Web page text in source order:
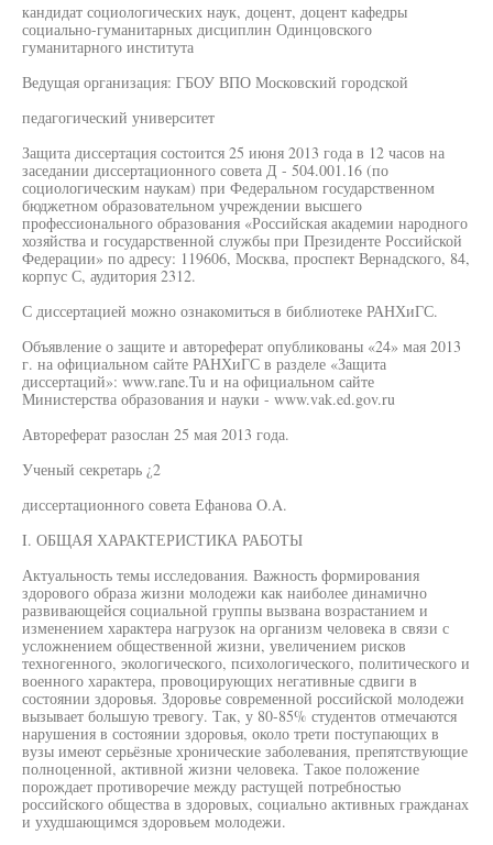
кандидат социологических наук, доцент, доцент кафедры
социально-гуманитарных дисциплин Одинцовского
гуманитарного института
Ведущая организация: ГБОУ ВПО Московский городской
педагогический университет
Защита диссертация состоится 25 июня 2013 года в 12 часов на
заседании диссертационного совета Д - 504.001.16 (по
социологическим наукам) при Федеральном государственном
бюджетном образовательном учреждении высшего
профессионального образования «Российская академии народного
хозяйства и государственной службы при Президенте Российской
Федерации» по адресу: 119606, Москва, проспект Вернадского, 84,
корпус С, аудитория 2312.
С диссертацией можно ознакомиться в библиотеке РАНХиГС.
Объявление о защите и автореферат опубликованы «24» мая 2013
г. на официальном сайте РАНХиГС в разделе «Защита
диссертаций»: www.rane.Tu и на официальном сайте
Министерства образования и науки - www.vak.ed.gov.ru
Автореферат разослан 25 мая 2013 года.
Ученый секретарь ¿2
диссертационного совета Ефанова O.A.
I. ОБЩАЯ ХАРАКТЕРИСТИКА РАБОТЫ
Актуальность темы исследования. Важность формирования
здорового образа жизни молодежи как наиболее динамично
развивающейся социальной группы вызвана возрастанием и
изменением характера нагрузок на организм человека в связи с
усложнением общественной жизни, увеличением рисков
техногенного, экологического, психологического, политического и
военного характера, провоцирующих негативные сдвиги в
состоянии здоровья. Здоровье современной российской молодежи
вызывает большую тревогу. Так, у 80-85% студентов отмечаются
нарушения в состоянии здоровья, около трети поступающих в
вузы имеют серьёзные хронические заболевания, препятствующие
полноценной, активной жизни человека. Такое положение
порождает противоречие между растущей потребностью
российского общества в здоровых, социально активных гражданах
и ухудшающимся здоровьем молодежи.